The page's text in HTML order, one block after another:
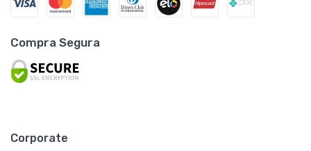
Compra Segura
Corporate